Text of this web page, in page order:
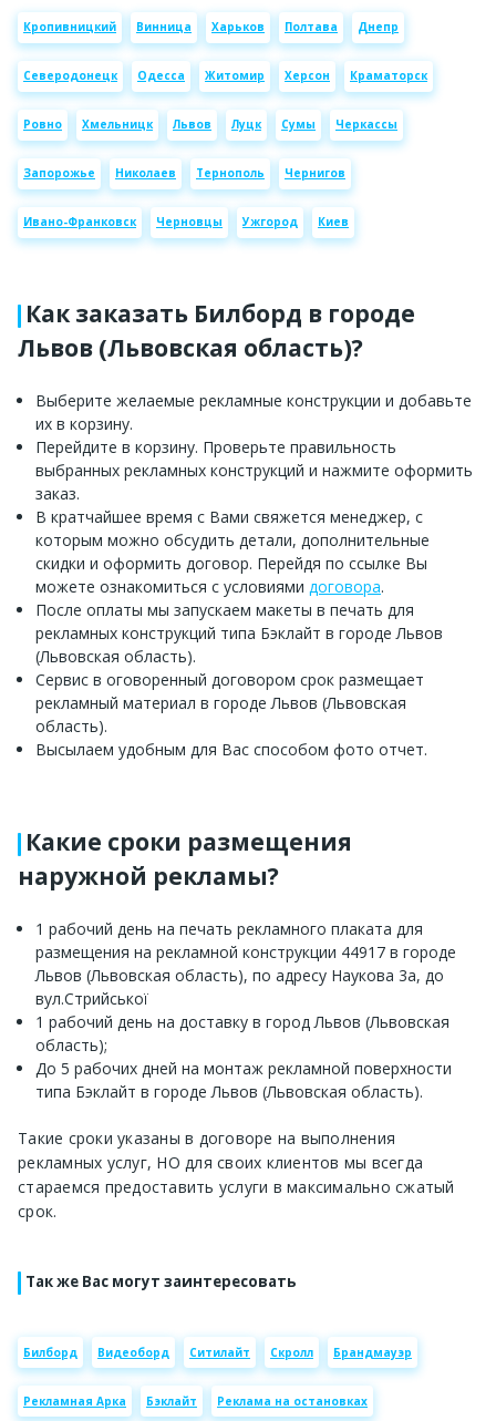
Кропивницкий Винница Харьков Полтава Днепр
Северодонецк Одесса Житомир Херсон Краматорск
Ровно Хмельницк Львов Луцк Сумы Черкассы
Запорожье Николаев Тернополь Чернигов
Ивано-Франковск Черновцы Ужгород Киев
Как заказать Билборд в городе
Львов (Львовская область)?
Выберите желаемые рекламные конструкции и добавьте
их в корзину.
Перейдите в корзину. Проверьте правильность
выбранных рекламных конструкций и нажмите оформить
заказ.
В кратчайшее время с Вами свяжется менеджер, с
которым можно обсудить детали, дополнительные
скидки и оформить договор. Перейдя по ссылке Вы
можете ознакомиться с условиями договора.
После оплаты мы запускаем макеты в печать для
рекламных конструкций типа Бэклайт в городе Львов
(Львовская область).
Сервис в оговоренный договором срок размещает
рекламный материал в городе Львов (Львовская
область).
Высылаем удобным для Вас способом фото отчет.
Какие сроки размещения
наружной рекламы?
1 рабочий день на печать рекламного плаката для
размещения на рекламной конструкции 44917 в городе
Львов (Львовская область), по адресу Наукова 3а, до
вул.Стрийської
1 рабочий день на доставку в город Львов (Львовская
область);
До 5 рабочих дней на монтаж рекламной поверхности
типа Бэклайт в городе Львов (Львовская область).
Такие сроки указаны в договоре на выполнения
рекламных услуг, НО для своих клиентов мы всегда
стараемся предоставить услуги в максимально сжатый
срок.
Так же Вас могут заинтересовать
Билборд Видеоборд Ситилайт Скролл Брандмауэр
Рекламная Арка Бэклайт Реклама на остановках